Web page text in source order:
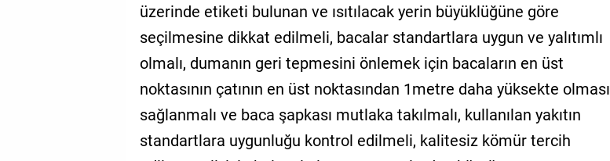
üzerinde etiketi bulunan ve ısıtılacak yerin büyüklüğüne göre
seçilmesine dikkat edilmeli, bacalar standartlara uygun ve yalıtımlı
olmalı, dumanın geri tepmesini önlemek için bacaların en üst
noktasının çatının en üst noktasından 1metre daha yüksekte olması
sağlanmalı ve baca şapkası mutlaka takılmalı, kullanılan yakıtın
standartlara uygunluğu kontrol edilmeli, kalitesiz kömür tercih